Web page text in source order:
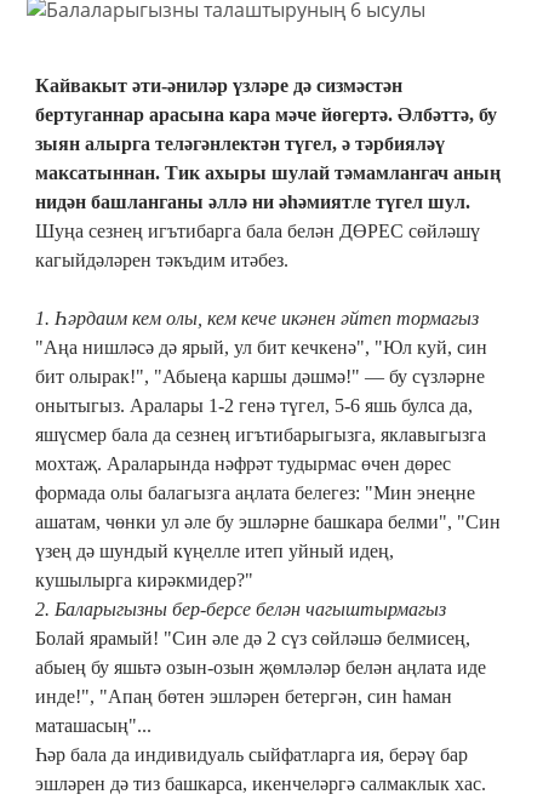
Кайвакыт әти-әниләр үзләре дә сизмәстән
бертуганнар арасына кара мәче йөгертә. Әлбәттә, бу
зыян алырга теләгәнлектән түгел, ә тәрбияләү
максатыннан. Тик ахыры шулай тәмамлангач аның
нидән башланганы әллә ни әһәмиятле түгел шул.
Шуңа сезнең игътибарга бала белән ДӨРЕС сөйләшү
кагыйдәләрен тәкъдим итәбез.
1. Һәрдаим кем олы, кем кече икәнен әйтеп тормагыз
"Аңа нишләсә дә ярый, ул бит кечкенә", "Юл куй, син
бит олырак!", "Абыеңа каршы дәшмә!" — бу сүзләрне
онытыгыз. Аралары 1-2 генә түгел, 5-6 яшь булса да,
яшүсмер бала да сезнең игътибарыгызга, яклавыгызга
мохтаҗ. Араларында нәфрәт тудырмас өчен дөрес
формада олы балагызга аңлата белегез: "Мин энеңне
ашатам, чөнки ул әле бу эшләрне башкара белми", "Син
үзең дә шундый күңелле итеп уйный идең,
кушылырга кирәкмидер?"
2. Баларыгызны бер-берсе белән чагыштырмагыз
Болай ярамый! "Син әле дә 2 сүз сөйләшә белмисең,
абыең бу яшьтә озын-озын җөмләләр белән аңлата иде
инде!", "Апаң бөтен эшләрен бетергән, син һаман
маташасың"...
Һәр бала да индивидуаль сыйфатларга ия, берәү бар
эшләрен дә тиз башкарса, икенчеләргә салмаклык хас.